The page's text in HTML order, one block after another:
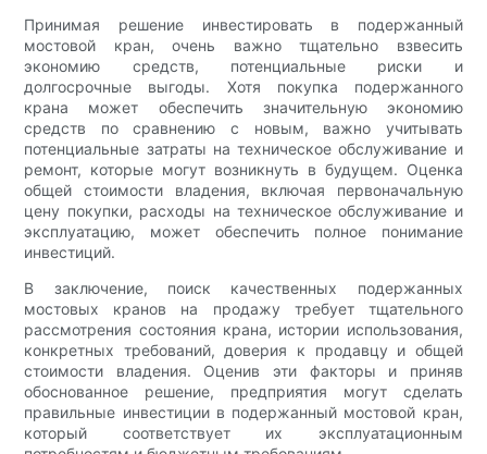
Принимая решение инвестировать в подержанный
мостовой кран, очень важно тщательно взвесить
экономию средств, потенциальные риски и
долгосрочные выгоды. Хотя покупка подержанного
крана может обеспечить значительную экономию
средств по сравнению с новым, важно учитывать
потенциальные затраты на техническое обслуживание и
ремонт, которые могут возникнуть в будущем. Оценка
общей стоимости владения, включая первоначальную
цену покупки, расходы на техническое обслуживание и
эксплуатацию, может обеспечить полное понимание
инвестиций.
В заключение, поиск качественных подержанных
мостовых кранов на продажу требует тщательного
рассмотрения состояния крана, истории использования,
конкретных требований, доверия к продавцу и общей
стоимости владения. Оценив эти факторы и приняв
обоснованное решение, предприятия могут сделать
правильные инвестиции в подержанный мостовой кран,
который соответствует их эксплуатационным